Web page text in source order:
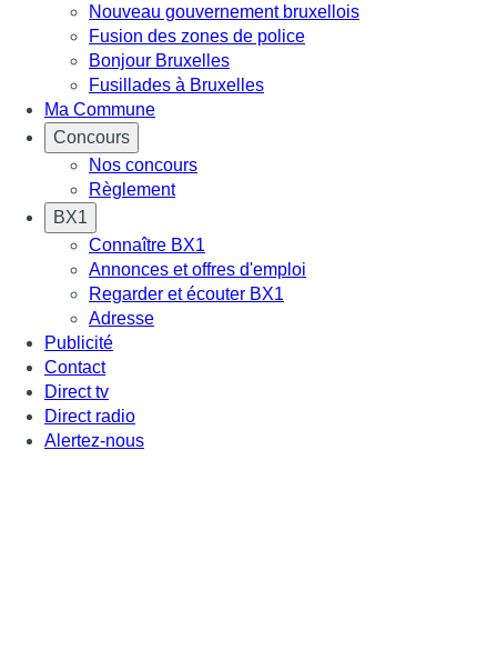
Nouveau gouvernement bruxellois
Fusion des zones de police
Bonjour Bruxelles
Fusillades à Bruxelles
Ma Commune
Concours
Nos concours
Règlement
BX1
Connaître BX1
Annonces et offres d'emploi
Regarder et écouter BX1
Adresse
Publicité
Contact
Direct tv
Direct radio
Alertez-nous